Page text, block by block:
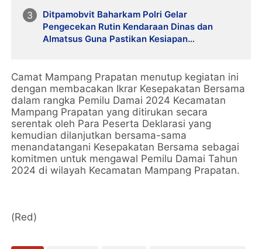
Ditpamobvit Baharkam Polri Gelar
Pengecekan Rutin Kendaraan Dinas dan
Almatsus Guna Pastikan Kesiapan
Camat Mampang Prapatan menutup kegiatan ini
dengan membacakan Ikrar Kesepakatan Bersama
dalam rangka Pemilu Damai 2024 Kecamatan
Mampang Prapatan yang ditirukan secara
serentak oleh Para Peserta Deklarasi yang
kemudian dilanjutkan bersama-sama
menandatangani Kesepakatan Bersama sebagai
komitmen untuk mengawal Pemilu Damai Tahun
2024 di wilayah Kecamatan Mampang Prapatan.
(Red)